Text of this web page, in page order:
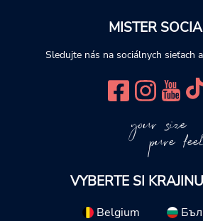
MISTER
Sledujte nás na sociálnych sieťach
your size
pure feel
VYBERTE SI
Belgium